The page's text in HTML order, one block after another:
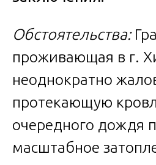
Обстоятельства:
проживающая в г.
неоднократно
протекающую
очередного дождя
масштабное